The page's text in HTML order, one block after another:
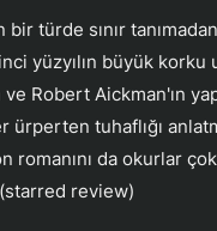
bir türde sınır
yüzyılın büyük korku
Robert Aickman'ın
ürperten tuhaflığı
romanını da okurlar
review)